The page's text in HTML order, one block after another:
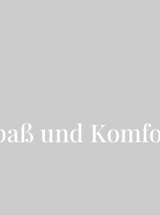
und